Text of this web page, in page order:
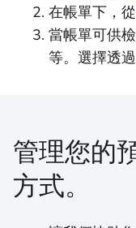
在帳單下，
當帳單可供
等。選擇透
管理您的
方式。